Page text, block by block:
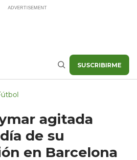
Buscar SUSCRIBIRME
agitada
de su
en Barcelona